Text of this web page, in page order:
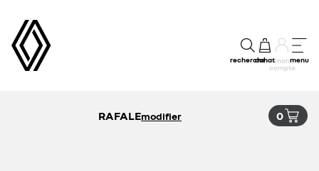
rechercheachatmon
compte
menu
RAFALEmodifier 0